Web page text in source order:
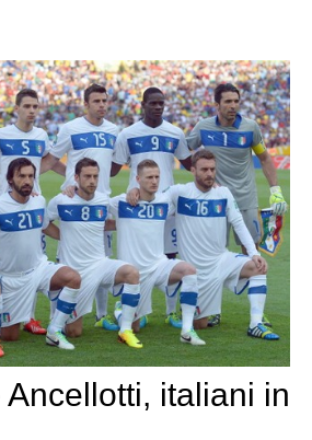
italiani in